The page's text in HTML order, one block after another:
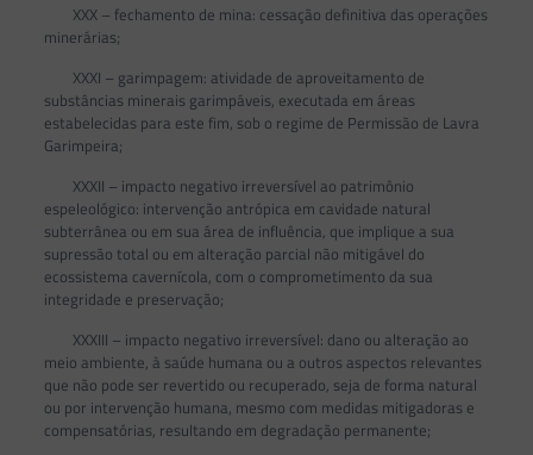
XXX – fechamento de mina: cessação definitiva das operações
minerárias;
XXXI – garimpagem: atividade de aproveitamento de
substâncias minerais garimpáveis, executada em áreas
estabelecidas para este fim, sob o regime de Permissão de Lavra
Garimpeira;
XXXII – impacto negativo irreversível ao patrimônio
espeleológico: intervenção antrópica em cavidade natural
subterrânea ou em sua área de influência, que implique a sua
supressão total ou em alteração parcial não mitigável do
ecossistema cavernícola, com o comprometimento da sua
integridade e preservação;
XXXIII – impacto negativo irreversível: dano ou alteração ao
meio ambiente, à saúde humana ou a outros aspectos relevantes
que não pode ser revertido ou recuperado, seja de forma natural
ou por intervenção humana, mesmo com medidas mitigadoras e
compensatórias, resultando em degradação permanente;